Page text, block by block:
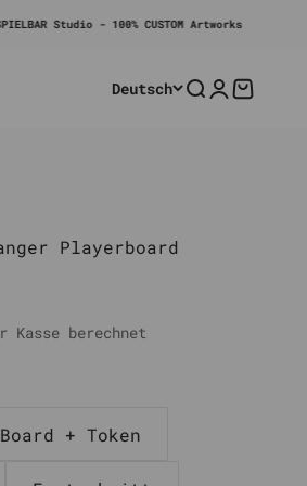
- 100% CUSTOM Artworks
Deutsch SucheAnmelden
Playerboard
Kasse berechnet
+ Token